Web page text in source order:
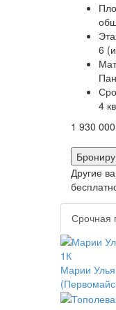
6
4
1 930 000
Другие
Срочная
1К
Марии